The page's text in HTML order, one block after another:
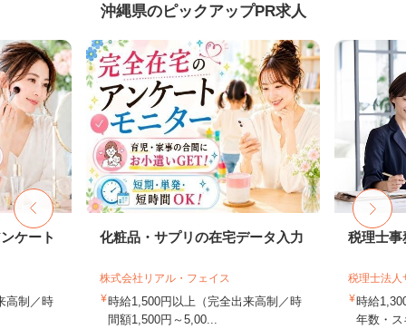
沖縄県のピックアップPR求人
ケート
高制／時
化粧品・サプリの在宅データ入力
株式会社リアル・フェイス
時給1,500円以上（完全出来高制／時
間額1,500円～5,00...
税理士事
税理士法人
時給
年数・